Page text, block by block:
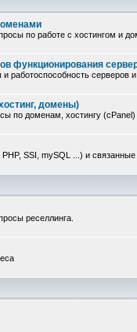
по работе с хостингом и
функционирования
работоспособность серверов и
домены)
по доменам, хостингу (cPanel)
SSI, mySQL ...) и
реселлинга.